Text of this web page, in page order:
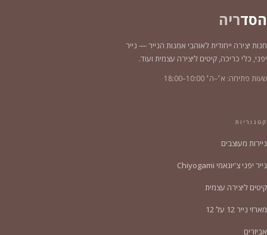
הסדריה
חנות יצירה ייחודית לאוהבי אמנות הנייר — נייר
יפני, כלי כריכה, קיטים ליצירה עצמית ועוד.
שעות פתיחה: א׳–ה׳ 10:00–18:00
קטגוריות
ניירות מעוצבים
נייר יפני צ'יוגאמי Chiyogami
קיטים ליצירה עצמית
מארזי נייר 12 על 12
אביזרים